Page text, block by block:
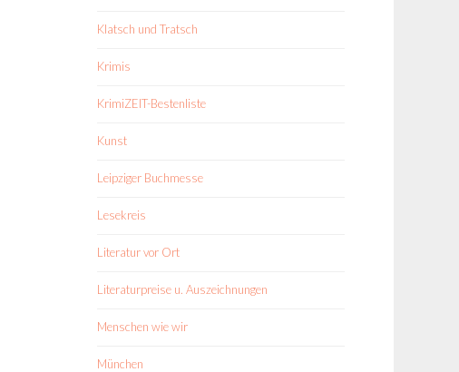
Klatsch und Tratsch
Krimis
KrimiZEIT-Bestenliste
Kunst
Leipziger Buchmesse
Lesekreis
Literatur vor Ort
Literaturpreise u. Auszeichnungen
Menschen wie wir
München